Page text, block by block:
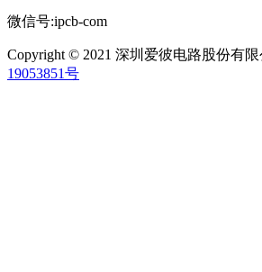
微信号:ipcb-com
Copyright © 2021 深圳爱彼电路股份有限
19053851号